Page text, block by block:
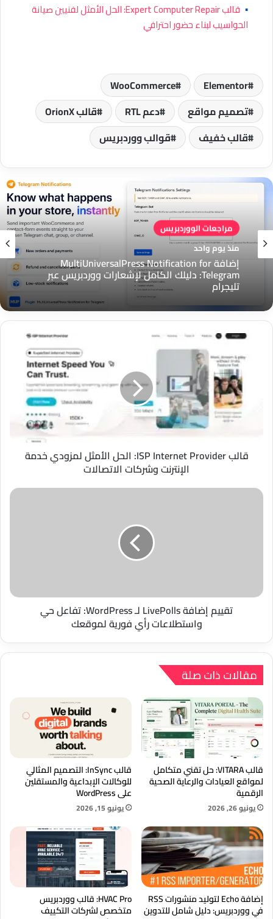
▪
قالب Expert Computer Repair: الحل الأمثل لفنيين صيانة
الحواسيب لبناء حضور احترافي
Elementor
WooCommerce
تصميم مواقع
دعم RTL
قالب OrionX
قالب خفيف
قوالب ووردبريس
مراجعات الووردبريس
منذ يوم واحد
إضافة MultiUniversalPress Notification for
Telegram: دليلك الكامل لإشعارات ووردبريس عبر
تليجرام
Internet
Provider:
الأمثل
لمزودي
وشركات
الاتصالات
قالب ISP Internet Provider: الحل الأمثل لمزودي خدمة
الإنترنت وشركات الاتصالات
تقييم
رأي
تقييم إضافة LivePolls لـ WordPress: تفاعل حي
واستطلاعات رأي فورية لموقعك
مقالات ذات صلة
قالب VITARA: حل تقني متكامل
لمواقع العيادات والرعاية الصحية
الرقمية
يونيو 26, 2026
قالب InSync: التصميم المثالي
للوكالات الإبداعية والمستقلين
على WordPress
يونيو 15, 2026
إضافة Echo لتوليد منشورات RSS
في ووردبريس: دليل شامل للتدوين
HVAC Pro: قالب ووردبريس
متخصص لشركات التكييف